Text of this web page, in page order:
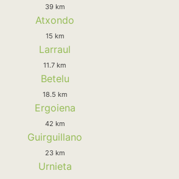
39 km
Atxondo
15 km
Larraul
11.7 km
Betelu
18.5 km
Ergoiena
42 km
Guirguillano
23 km
Urnieta